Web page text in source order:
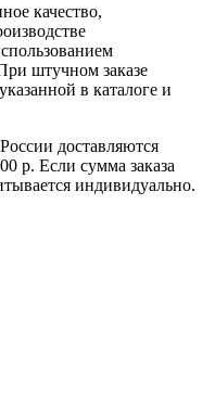
качество,
штучном заказе
в каталоге и
доставляются
р. Если сумма заказа
индивидуально.